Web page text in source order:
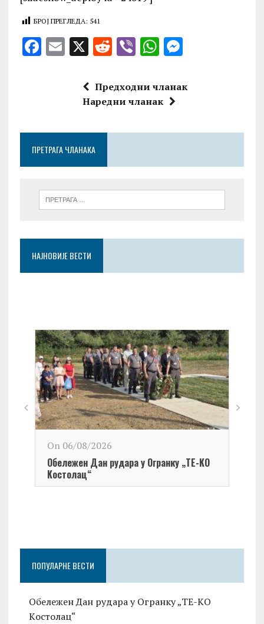
БРОЈ ПРЕГЛЕДА: 541
F
o
k
E X R
d
di
V
er
W
at
s
p
M
se
er
Предходни чланак
Наредни чланак
ПРЕТРАГА ЧЛАНАКА
НАЈНОВИЈЕ ВЕСТИ
On 06/08/2026
Обележен Дан рудара у Огранку „ТЕ-KО
Kостолац“
ПОПУЛАРНЕ ВЕСТИ
Обележен Дан рудара у Огранку „ТЕ-KО
Kостолац“